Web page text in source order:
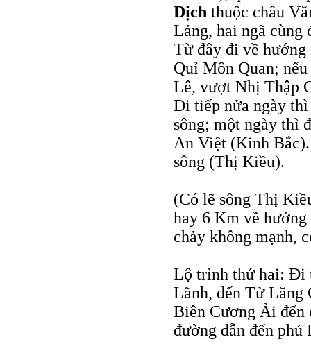
Dịch thuộc châu
Lảng, hai ngã cùng
Từ đây đi về hướng
Quỉ Môn Quan;
Lê, vượt Nhị Thập
Ði tiếp nửa ngày
sông; một ngày thì
An Việt (Kinh Bắc).
sông (Thị Kiều).
(Có lẽ sông Thị
hay 6 Km về
chảy không mạnh,
Lộ trình thứ hai: Ði
Lãnh, đến Tử Lăng
Biên Cương Ải đến
đường dẫn đến phủ